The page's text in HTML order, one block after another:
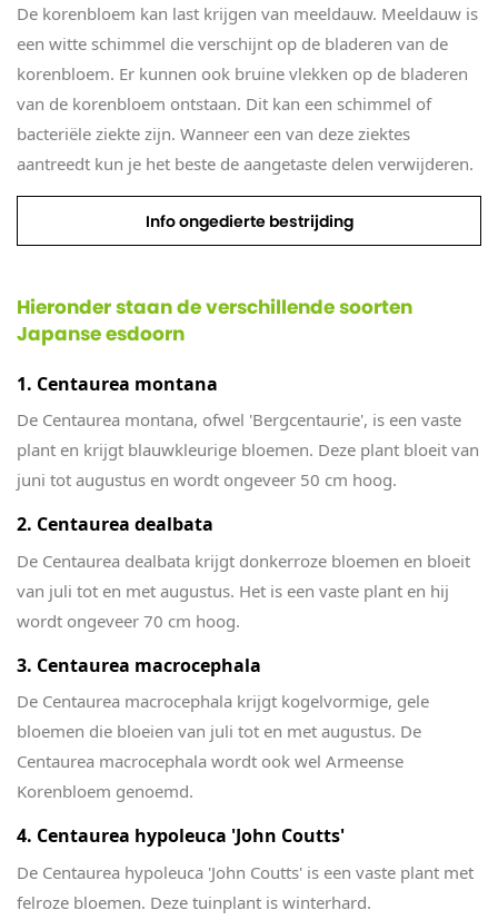
De korenbloem kan last krijgen van meeldauw. Meeldauw is
een witte schimmel die verschijnt op de bladeren van de
korenbloem. Er kunnen ook bruine vlekken op de bladeren
van de korenbloem ontstaan. Dit kan een schimmel of
bacteriële ziekte zijn. Wanneer een van deze ziektes
aantreedt kun je het beste de aangetaste delen verwijderen.
Info ongedierte bestrijding
Hieronder staan de verschillende soorten
Japanse esdoorn
1. Centaurea montana
De Centaurea montana, ofwel 'Bergcentaurie', is een vaste
plant en krijgt blauwkleurige bloemen. Deze plant bloeit van
juni tot augustus en wordt ongeveer 50 cm hoog.
2. Centaurea dealbata
De Centaurea dealbata krijgt donkerroze bloemen en bloeit
van juli tot en met augustus. Het is een vaste plant en hij
wordt ongeveer 70 cm hoog.
3. Centaurea macrocephala
De Centaurea macrocephala krijgt kogelvormige, gele
bloemen die bloeien van juli tot en met augustus. De
Centaurea macrocephala wordt ook wel Armeense
Korenbloem genoemd.
4. Centaurea hypoleuca 'John Coutts'
De Centaurea hypoleuca 'John Coutts' is een vaste plant met
felroze bloemen. Deze tuinplant is winterhard.